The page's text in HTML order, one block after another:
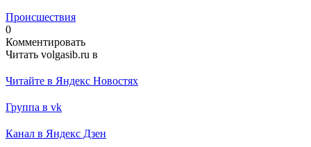
Происшествия
0
Комментировать
Читать volgasib.ru в
Читайте в Яндекс Новостях
Группа в vk
Канал в Яндекс Дзен